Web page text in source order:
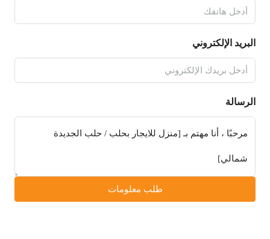
البريد الإلكتروني
الرسالة
طلب معلومات